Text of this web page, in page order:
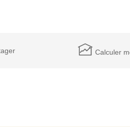
Calculer